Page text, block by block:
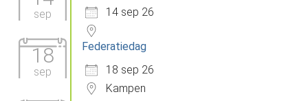
sep
14 sep 26
18
sep
Federatiedag
18 sep 26
Kampen